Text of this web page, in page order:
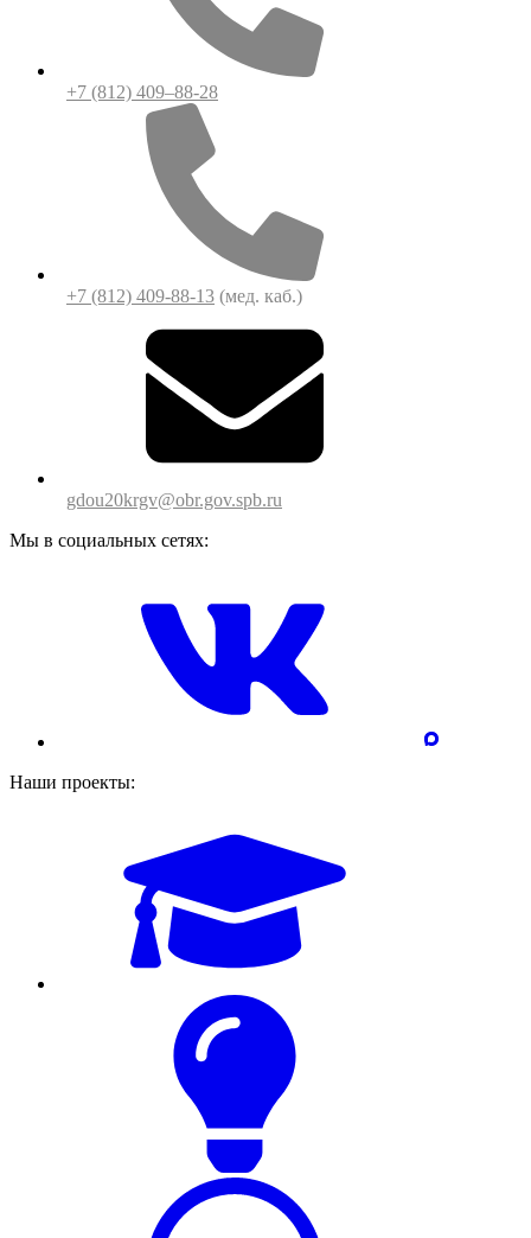
+7 (812) 409–88-28
+7 (812) 409-88-13 (мед. каб.)
gdou20krgv@obr.gov.spb.ru
Мы в социальных сетях:
Наши проекты: